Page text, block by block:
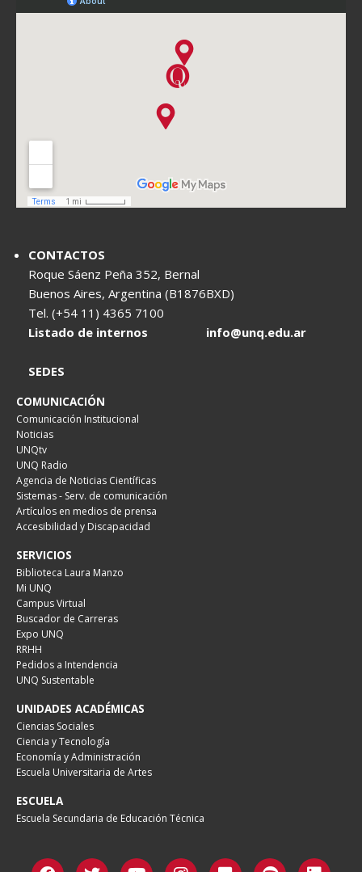
CONTACTOS
Roque Sáenz Peña 352, Bernal
Buenos Aires, Argentina (B1876BXD)
Tel. (+54 11) 4365 7100
Listado de internos
info@unq.edu.ar
SEDES
COMUNICACIÓN
Comunicación Institucional
Noticias
UNQtv
UNQ Radio
Agencia de Noticias Científicas
Sistemas - Serv. de comunicación
Artículos en medios de prensa
Accesibilidad y Discapacidad
SERVICIOS
Biblioteca Laura Manzo
Mi UNQ
Campus Virtual
Buscador de Carreras
Expo UNQ
RRHH
Pedidos a Intendencia
UNQ Sustentable
UNIDADES ACADÉMICAS
Ciencias Sociales
Ciencia y Tecnología
Economía y Administración
Escuela Universitaria de Artes
ESCUELA
Escuela Secundaria de Educación Técnica